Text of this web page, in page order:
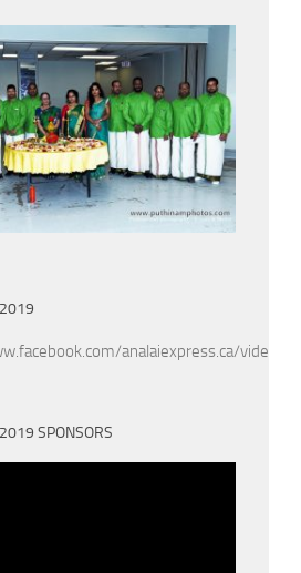
analaiexpress.ca/videos/
SPONSORS